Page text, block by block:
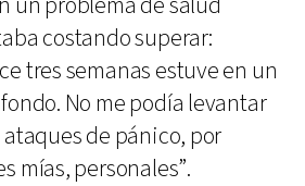
costando superar:
tres semanas estuve en un
No me podía levantar
de pánico, por
mías, personales”.